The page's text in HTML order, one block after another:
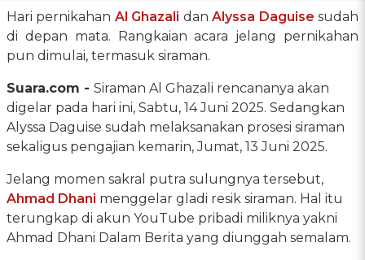
Hari pernikahan Al Ghazali danAlyssa Daguise sudah
di depan mata. Rangkaian acara jelang pernikahan
pun dimulai, termasuk siraman.
Suara.com - Siraman Al Ghazali rencananya akan
digelar pada hari ini, Sabtu, 14 Juni 2025. Sedangkan
Alyssa Daguise sudah melaksanakan prosesi siraman
sekaligus pengajian kemarin, Jumat, 13 Juni 2025.
Jelang momen sakral putra sulungnya tersebut,
Ahmad Dhani menggelar gladi resik siraman. Hal itu
terungkap di akun YouTube pribadi miliknya yakni
Ahmad Dhani Dalam Berita yang diunggah semalam.